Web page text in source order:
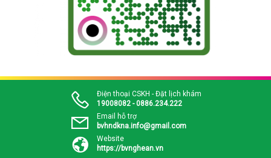
Điện thoại CSKH - Đặt lịch khám
19008082 - 0886.234.222
Email hỗ trợ
bvhndkna.info@gmail.com
Website
https://bvnghean.vn